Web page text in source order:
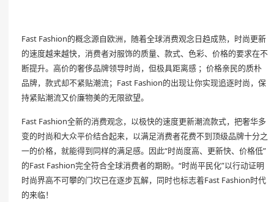
Fast Fashion的概念源自欧洲，随着全球消费观念日趋成熟，时尚更新
的速度越来越快，消费者对服饰的质量、款式、色彩、价格的要求在不
断提升。高价的奢侈品牌领导时尚，但极具距离感 ；价格亲民的质朴
品牌，款式却不紧贴潮流；Fast Fashion的出现让你实现追逐时尚，保
持紧贴潮流又价廉物美的无限欲望。
Fast Fashion全新的消费观念，以极快的速度更新潮流款式，把奢华多
变的时尚和大众平价结合起来，以满足消费者花费不到顶级品牌十分之
一的价格，就能得到同样的满足感。因此“时尚度高、更新快、价格低”
的Fast Fashion完全符合全球消费者的期盼。“时尚平民化”以行动证明
时尚界高不可攀的门坎已在逐步瓦解，同时也标志着Fast Fashion时代
的来临！